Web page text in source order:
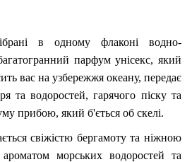
в одному флаконі водно-
парфум унісекс, який
вас на узбережжя океану, передає
та водоростей, гарячого піску та
прибою, який б'ється об скелі.
свіжістю бергамоту та ніжною
морських водоростей та